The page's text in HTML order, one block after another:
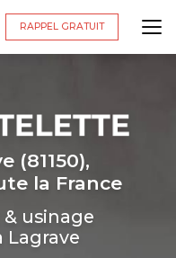
RAPPEL GRATUIT
(81150),
la France
usinage
Lagrave